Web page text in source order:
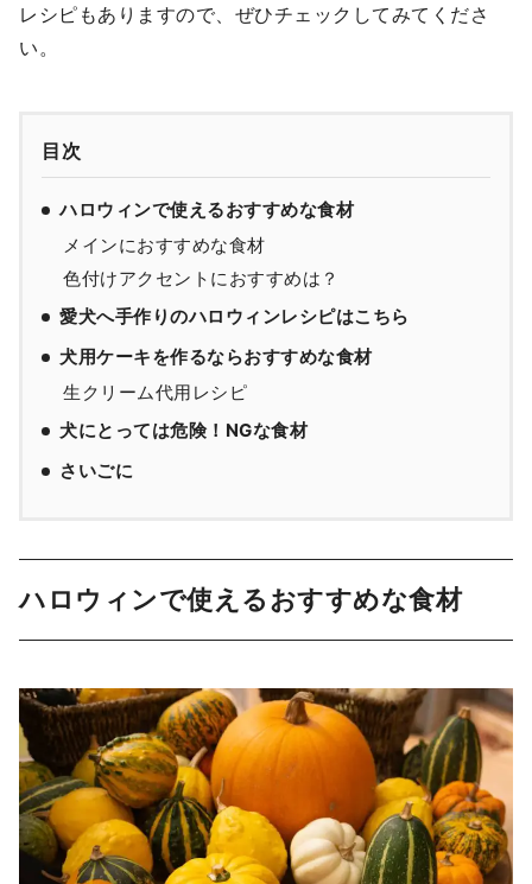
レシピもありますので、ぜひチェックしてみてくださ
い。
目次
ハロウィンで使えるおすすめな食材
メインにおすすめな食材
色付けアクセントにおすすめは？
愛犬へ手作りのハロウィンレシピはこちら
犬用ケーキを作るならおすすめな食材
生クリーム代用レシピ
犬にとっては危険！NGな食材
さいごに
ハロウィンで使えるおすすめな食材